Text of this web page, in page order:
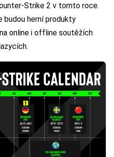
Strike 2 v tomto roce.
budou herní produkty
online i offline soutěžích